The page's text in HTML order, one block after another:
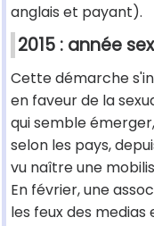
anglais et payant).
2015 : année
Cette démarche
en faveur de la
qui semble
selon les pays,
vu naître une
En février, une
les feux des